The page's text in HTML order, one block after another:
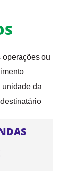
operações ou
unidade da